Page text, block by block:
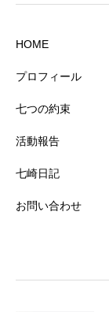
HOME
プロフィール
七つの約束
活動報告
七崎日記
お問い合わせ